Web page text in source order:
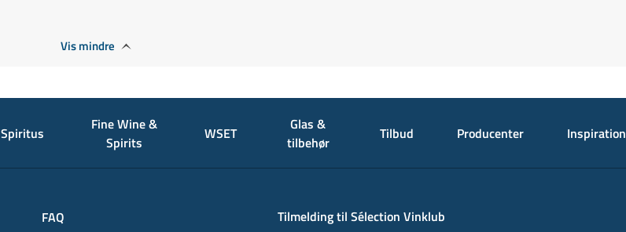
Vis mindre
Spiritus
Fine Wine &
Spirits
WSET
Glas &
tilbehør
Tilbud Producenter Inspiration
FAQ
Tilmelding til Sélection Vinklub